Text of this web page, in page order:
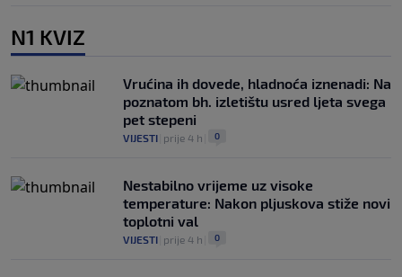
N1 KVIZ
Vrućina ih dovede, hladnoća iznenadi: Na
poznatom bh. izletištu usred ljeta svega
pet stepeni
VIJESTI prije 4 h 0
Nestabilno vrijeme uz visoke
temperature: Nakon pljuskova stiže novi
toplotni val
VIJESTI prije 4 h 0